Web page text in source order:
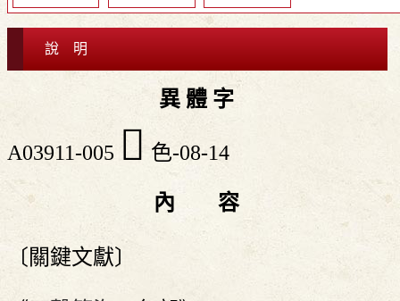
說 明
異 體 字
A03911-005 𦫢 色-08-14
內 容
〔關鍵文獻〕